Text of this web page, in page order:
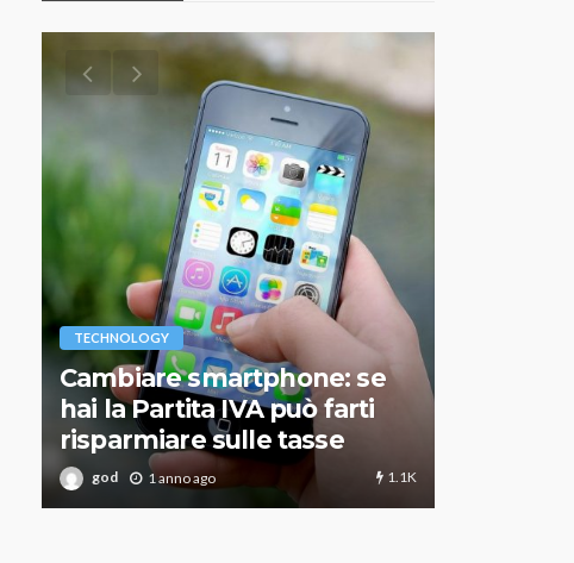
TECHNOLOGY
Cambiare smartphone: se
hai la Partita IVA può farti
risparmiare sulle tasse
god 1 anno ago 1.1K